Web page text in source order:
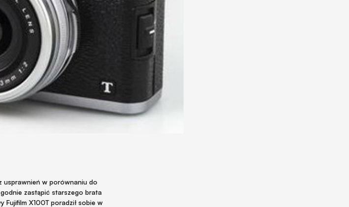
usprawnień w porównaniu do
zastąpić starszego brata
X100T poradził sobie w